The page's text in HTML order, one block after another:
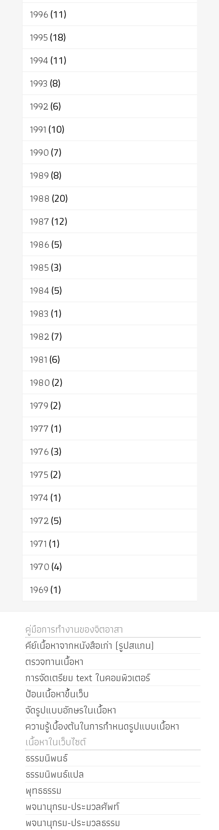
1996(11)
1995(18)
1994(11)
1993 (8)
1992(6)
1991 (10)
1990(7)
1989(8)
1988 (20)
1987(12)
1986(5)
1985(3)
1984(5)
1983 (1)
1982(7)
1981 (6)
1980(2)
1979(2)
1977(1)
1976(3)
1975(2)
1974(1)
1972(5)
1971 (1)
1970(4)
1969(1)
คู่มือการทำงานของจิตอาสา
คีย์เนื้อหาจากหนังสือเก่า (รูปสแกน)
ตรวจทานเนื้อหา
การจัดเตรียม text ในคอมพิวเตอร์
ป้อนเนื้อหาขึ้นเว็บ
จัดรูปแบบอักษรในเนื้อหา
ความรู้เบื้องต้นในการกำหนดรูปแบบเนื้อหา
เนื้อหาในเว็บไซต์
ธรรมนิพนธ์
ธรรมนิพนธ์แปล
พุทธธรรม
พจนานุกรม-ประมวลศัพท์
พจนานุกรม-ประมวลธรรม